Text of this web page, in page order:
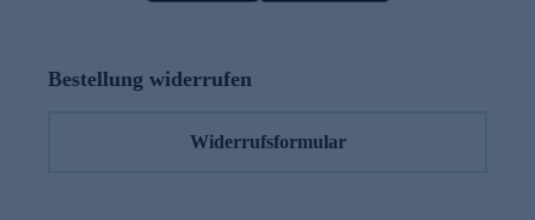
Bestellung widerrufen
Widerrufsformular